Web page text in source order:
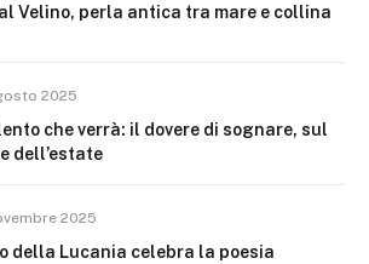
Velino, perla antica tra mare e collina
2025
che verrà: il dovere di sognare, sul
dell’estate
2025
della Lucania celebra la poesia